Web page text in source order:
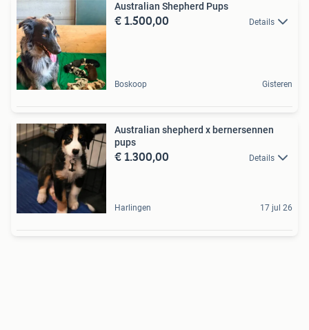
Australian Shepherd Pups
€ 1.500,00 Details
Boskoop Gisteren
Australian shepherd x bernersennen
pups
€ 1.300,00 Details
Harlingen 17 jul 26